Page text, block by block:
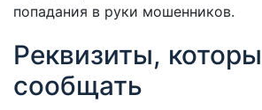
попадания в руки мошенников.
Реквизиты,
сообщать